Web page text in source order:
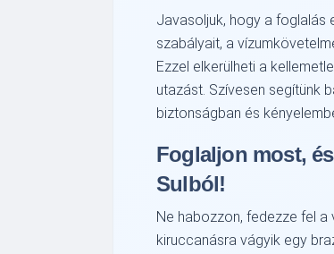
Javasoljuk, hogy a foglalás
szabályait, a
Ezzel elkerülheti a
utazást. Szívesen segítünk
biztonságban és
Foglaljon most,
Sulból!
Ne habozzon, fedezze fel
kiruccanásra vágyik egy